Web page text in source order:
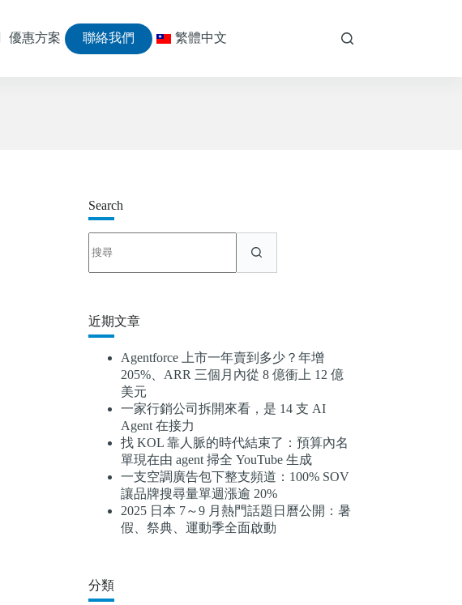
優惠方案 聯絡我們 繁體中文
Search
不
到
條
件
近期文章
Agentforce 上市一年賣到多少？年增
205%、ARR 三個月內從 8 億衝上 12 億
美元
一家行銷公司拆開來看，是 14 支 AI
Agent 在接力
找 KOL 靠人脈的時代結束了：預算內名
單現在由 agent 掃全 YouTube 生成
一支空調廣告包下整支頻道：100% SOV
讓品牌搜尋量單週漲逾 20%
2025 日本 7～9 月熱門話題日曆公開：暑
假、祭典、運動季全面啟動
分類